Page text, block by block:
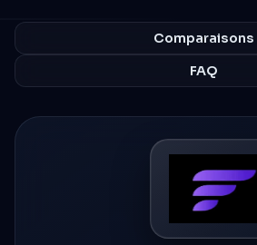
Comparaisons
FAQ